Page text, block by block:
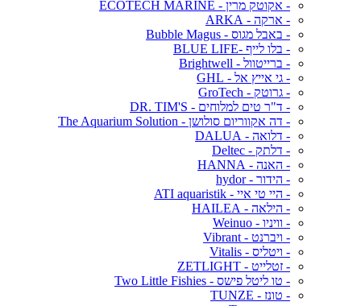
- אקוטק מרין - ECOTECH MARINE
- ארקה - ARKA
- באבל מגוס - Bubble Magus
- בלו לייף -BLUE LIFE
- ברייטוול - Brightwell
- גי אייץ אל - GHL
- גרוטק - GroTech
- ד"ר טים למלוחים - DR. TIM'S
- דה אקווריום סולושן - The Aquarium Solution
- דלואה - DALUA
- דלתק - Deltec
- האנה - HANNA
- הידור - hydor
- היי טי איי - ATI aquaristik
- הילאה - HAILEA
- וויניו - Weinuo
- ויברנט - Vibrant
- ויטליס - Vitalis
- זטלייט - ZETLIGHT
- טו ליטל פישס - Two Little Fishies
- טונז - TUNZE